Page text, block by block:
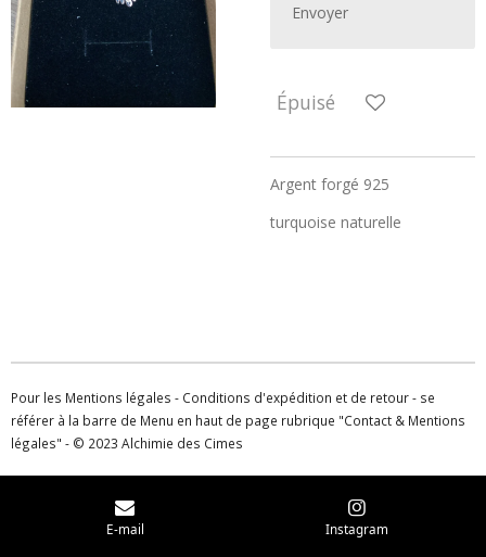
Envoyer
Épuisé
Argent forgé 925
turquoise naturelle
Pour les Mentions légales - Conditions d'expédition et de retour - se
référer à la barre de Menu en haut de page rubrique "Contact & Mentions
légales" - © 2023 Alchimie des Cimes
E-mail Instagram